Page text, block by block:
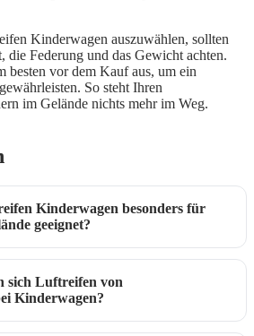
Kinderwagen auszuwählen, sollten
die Federung und das Gewicht achten.
besten vor dem Kauf aus, um ein
So steht Ihren
im Gelände nichts mehr im Weg.
Kinderwagen besonders für
geeignet?
sich Luftreifen von
Kinderwagen?